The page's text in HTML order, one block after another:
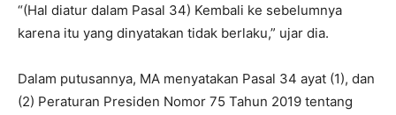
“(Hal diatur dalam Pasal 34) Kembali ke sebelumnya
karena itu yang dinyatakan tidak berlaku,” ujar dia.
Dalam putusannya, MA menyatakan Pasal 34 ayat (1), dan
(2) Peraturan Presiden Nomor 75 Tahun 2019 tentang